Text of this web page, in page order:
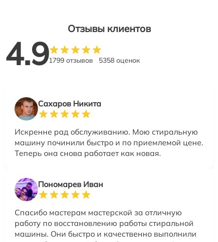
Отзывы клиентов
4.91799 отзывов 5358 оценок
Сахаров Никита
Искренне рад обслуживанию. Мою стиральную
машину починили быстро и по приемлемой цене.
Теперь она снова работает как новая.
Пономарев Иван
Спасибо мастерам мастерской за отличную
работу по восстановлению работы стиральной
машины. Они быстро и качественно выполнили